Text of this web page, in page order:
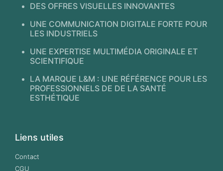
DES OFFRES VISUELLES INNOVANTES
UNE COMMUNICATION DIGITALE FORTE POUR
LES INDUSTRIELS
UNE EXPERTISE MULTIMÉDIA ORIGINALE ET
SCIENTIFIQUE
LA MARQUE L&M : UNE RÉFÉRENCE POUR LES
PROFESSIONNELS DE DE LA SANTÉ
ESTHÉTIQUE
Liens utiles
Contact
CGU